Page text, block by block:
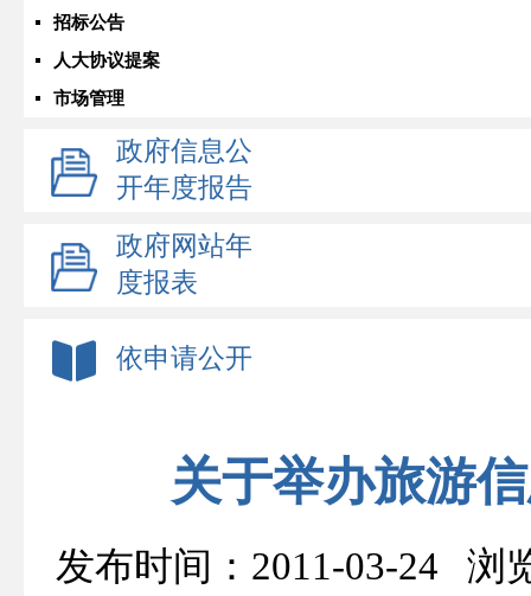
招标公告
人大协议提案
市场管理
政府信息公
开年度报告
政府网站年
度报表
依申请公开
关于举办旅游
发布时间：2011-03-24 浏